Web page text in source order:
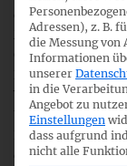
des IASB zur
Meinung der
Gestaltung
Balance
Überarbeitung
Kategorien hat
den Arbeitsplan
Adressen), z. B.
die Messung von
Informationen
unserer
in die
Angebot zu
Einstellungen
dass aufgrund
nicht alle